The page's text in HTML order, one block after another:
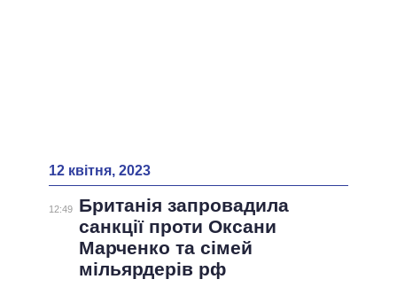
12 квітня, 2023
12:49
Британія запровадила
санкції проти Оксани
Марченко та сімей
мільярдерів рф